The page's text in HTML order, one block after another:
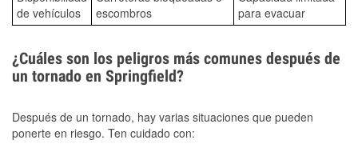
de vehículos
escombros
para evacuar
¿Cuáles son los peligros más comunes después de
un tornado en Springfield?
Después de un tornado, hay varias situaciones que pueden
ponerte en riesgo. Ten cuidado con: